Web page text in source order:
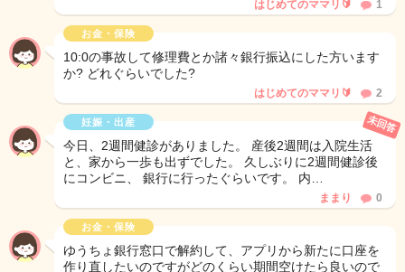
はじめてのママリ🔰 1
お金・保険
10:0の事故して修理費とか諸々銀行振込にした方います
か? どれぐらいでした?
はじめてのママリ🔰 2
妊娠・出産
今日、2週間健診がありました。 産後2週間は入院生活
と、家から一歩も出ずでした。 久しぶりに2週間健診後
にコンビニ、 銀行に行ったぐらいです。 内…
未回答
ままり 0
お金・保険
ゆうちょ銀行窓口で解約して、アプリから新たに口座を
作り直したいのですがどのくらい期間空けたら良いので